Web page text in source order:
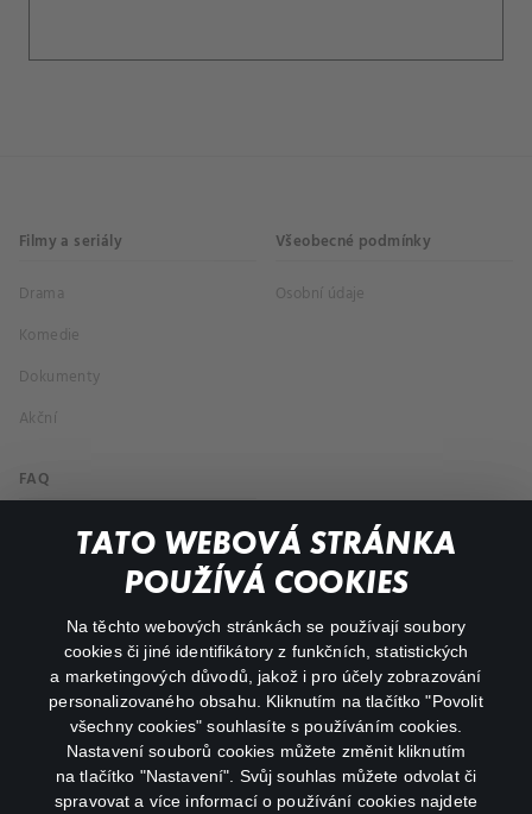
TATO WEBOVÁ STRÁNKA
POUŽÍVÁ COOKIES
Na těchto webových stránkách se používají soubory
cookies či jiné identifikátory z funkčních, statistických
a marketingových důvodů, jakož i pro účely zobrazování
personalizovaného obsahu. Kliknutím na tlačítko "Povolit
všechny cookies" souhlasíte s používáním cookies.
Nastavení souborů cookies můžete změnit kliknutím
na tlačítko "Nastavení". Svůj souhlas můžete odvolat či
spravovat a více informací o používání cookies najdete
Filmy a seriály
Drama
Komedie
Dokumenty
Akční
Všeobecné podmínky
Osobní údaje
FAQ
Můj účet
Důležité odkazy
facebookinstagram
youtube